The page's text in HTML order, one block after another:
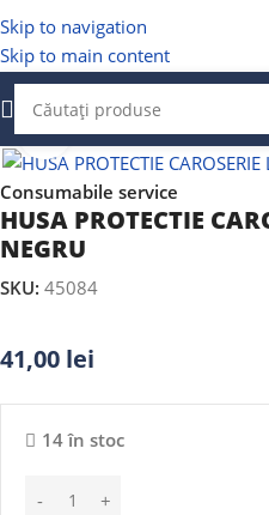
Skip to navigation
Skip to main content
Faceți clic pentru a mări
Consumabile service
HUSA PROTECTIE
NEGRU
SKU: 45084
41,00 lei
14 în stoc